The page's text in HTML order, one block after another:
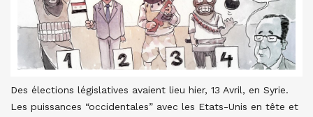
Des élections législatives avaient lieu hier, 13 Avril, en Syrie.
Les puissances “occidentales” avec les Etats-Unis en tête et